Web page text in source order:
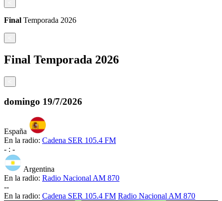
Final Temporada 2026
Final Temporada 2026
domingo 19/7/2026
España
En la radio: Cadena SER 105.4 FM
- : -
Argentina
En la radio: Radio Nacional AM 870
--
En la radio: Cadena SER 105.4 FM Radio Nacional AM 870